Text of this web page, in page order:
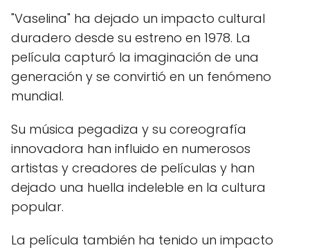
"Vaselina" ha dejado un impacto cultural
duradero desde su estreno en 1978. La
película capturó la imaginación de una
generación y se convirtió en un fenómeno
mundial.
Su música pegadiza y su coreografía
innovadora han influido en numerosos
artistas y creadores de películas y han
dejado una huella indeleble en la cultura
popular.
La película también ha tenido un impacto